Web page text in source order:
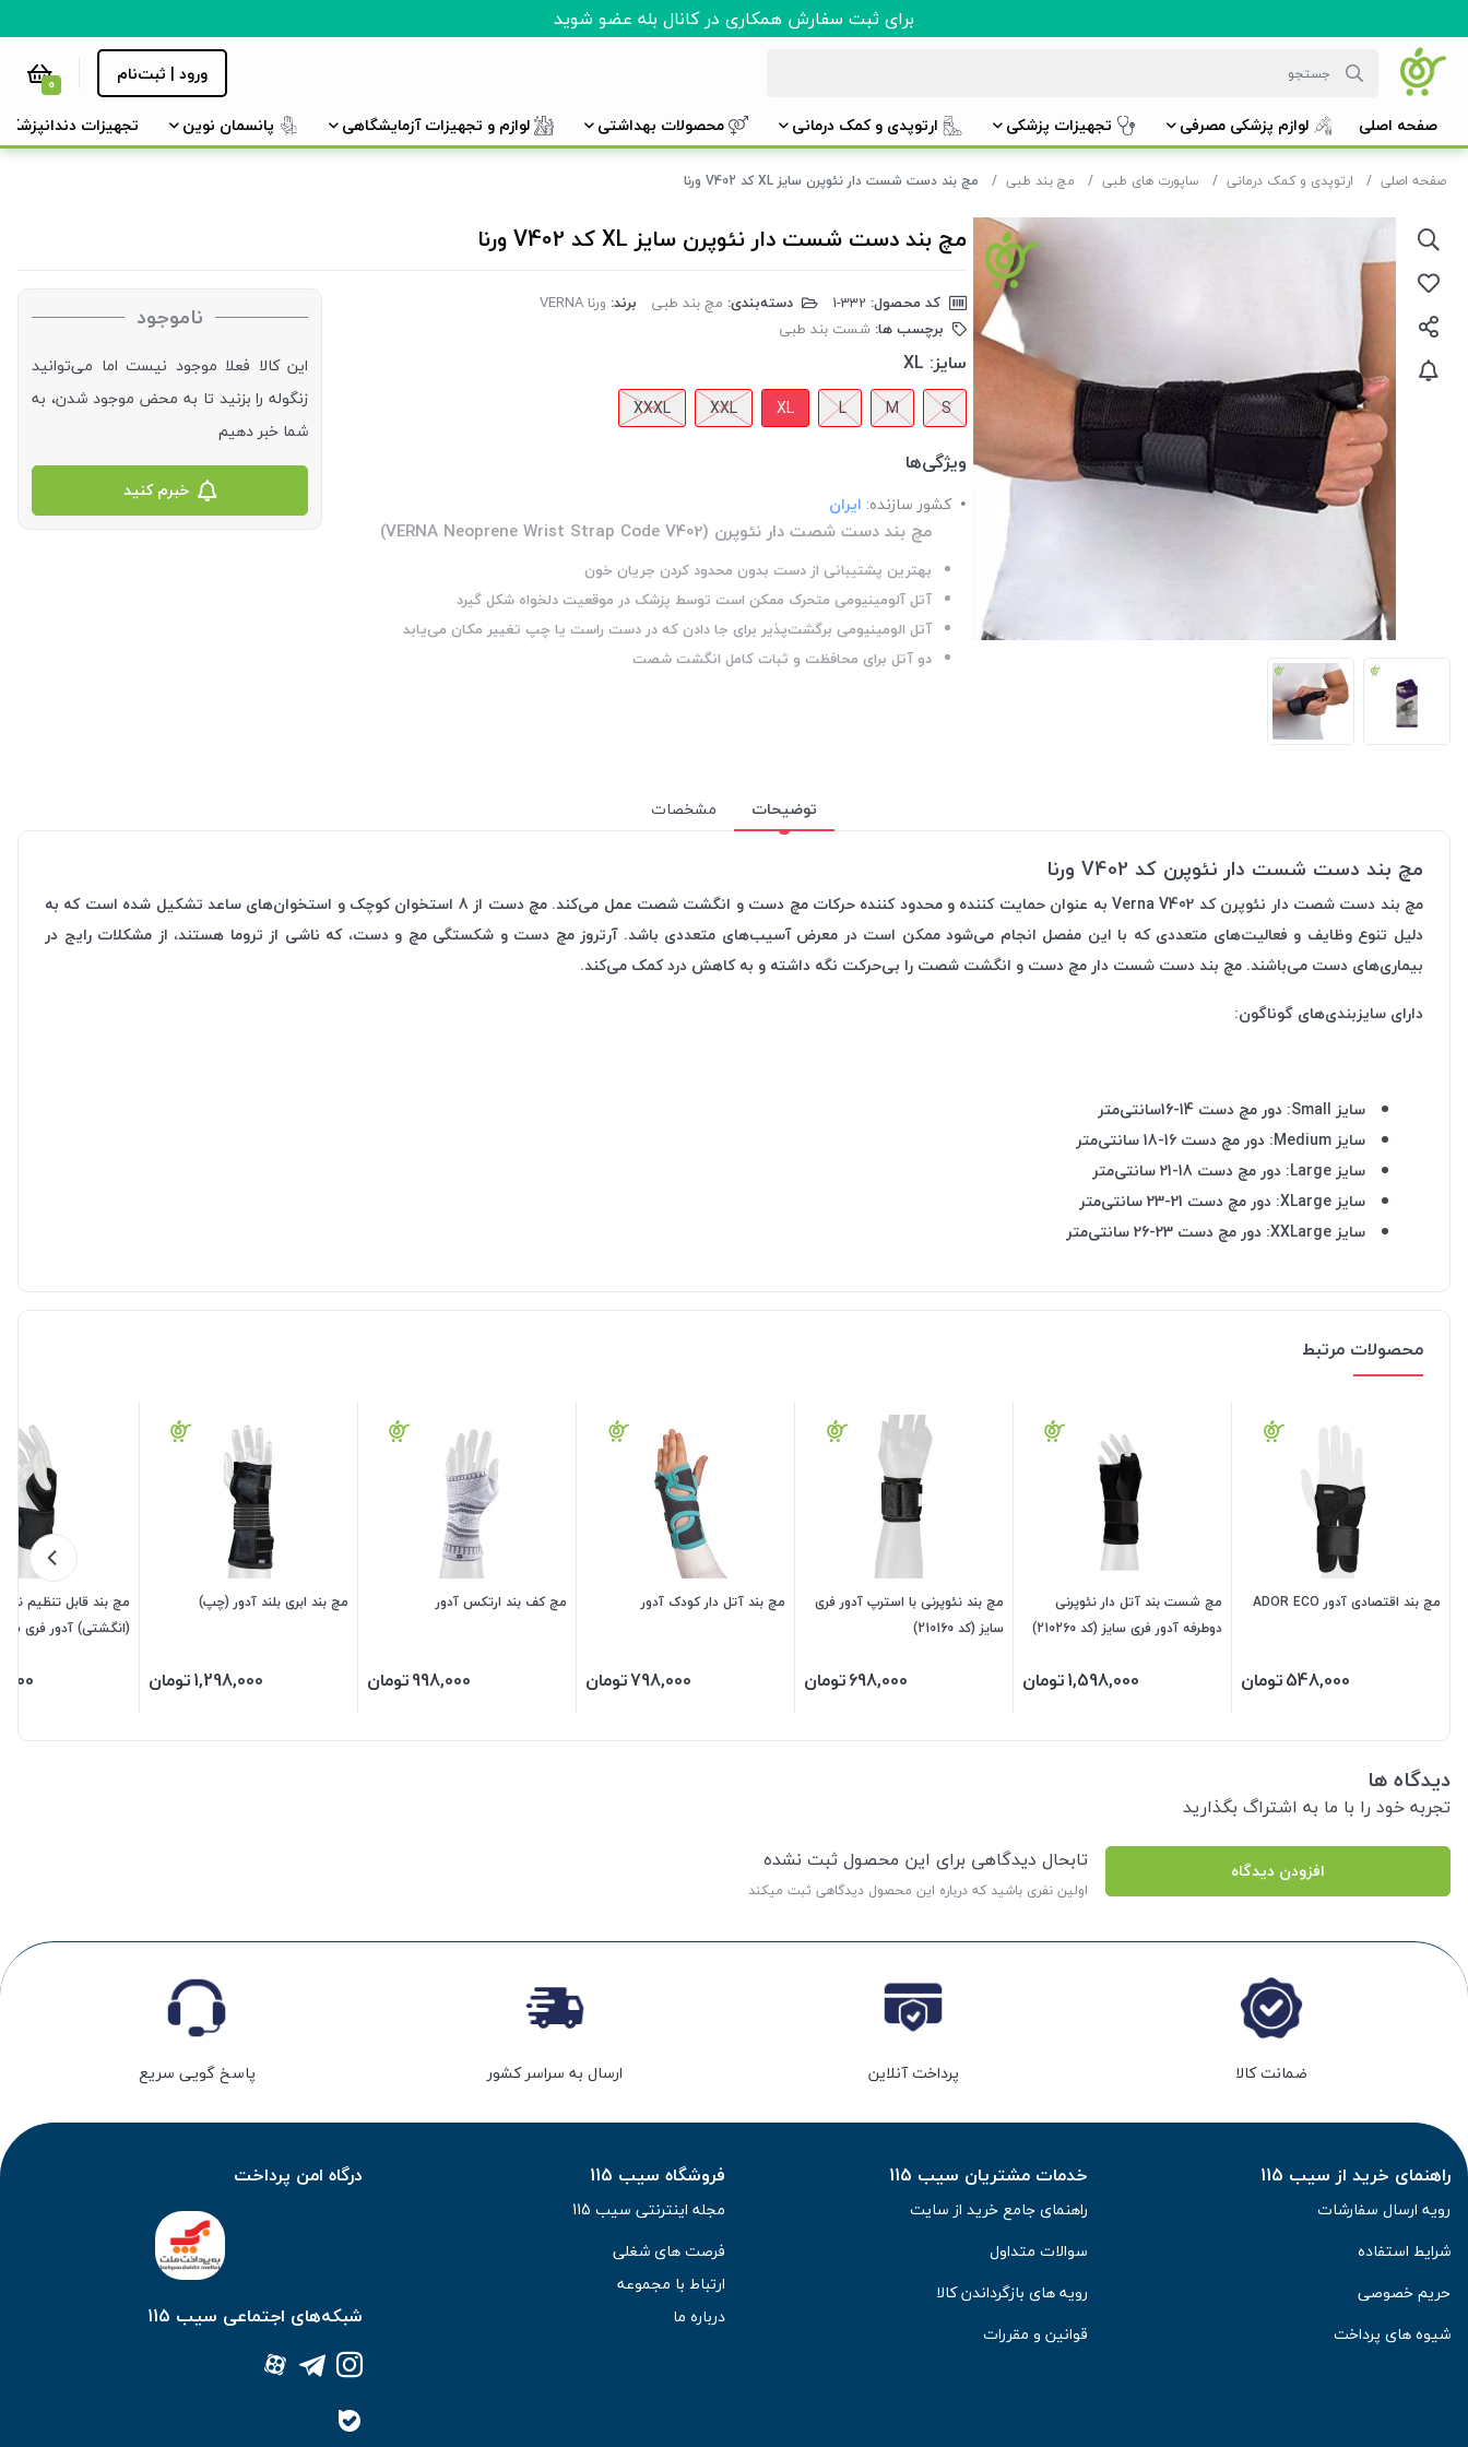
برای ثبت سفارش همکاری در کانال بله عضو شوید
ورود | ثبت‌نام 0
صفحه اصلی لوازم پزشکی مصرفی تجهیزات پزشکی ارتوپدی و کمک درمانی محصولات بهداشتی لوازم و تجهیزات آزمایشگاهی پانسمان نوین تجهیزات دندانپزشکی
صفحه اصلی ارتوپدی و کمک درمانی ساپورت های طبی مچ بند طبی مچ بند دست شست دار نئوپرن سایز XL کد V402 ورنا
مچ بند دست شست دار نئوپرن سایز XL کد V402 ورنا
کد محصول: دسته‌بندی: مچ بند طبی برند: ورنا VERNA
برچسب ها: شست بند طبی
سایز: XL
S
M
L
XL
XXL
XXXL
ویژگی‌ها
کشور سازنده: ایران
مچ بند دست شصت دار نئوپرن (VERNA Neoprene Wrist Strap Code V402)
بهترین پشتیبانی از دست بدون محدود کردن جریان خون
آتل آلومینیومى متحرک ممکن است توسط پزشک در موقعیت دلخواه شکل گیرد
آتل الومینیومی برگشت‌پذیر برای جا دادن که در دست راست یا چپ تغییر مکان می‌یابد
دو آتل برای محافظت و ثبات کامل انگشت شصت
ناموجود
این کالا فعلا موجود نیست اما می‌توانید
زنگوله را بزنید تا به محض موجود شدن، به
شما خبر دهیم
خبرم کنید
توضیحات مشخصات
مچ بند دست شست دار نئوپرن کد V402 ورنا
مچ بند دست شصت دار نئوپرن کد Verna V402 به عنوان حمایت کننده و محدود کننده حرکات مچ دست و انگشت شصت عمل می‌کند. مچ دست از 8 استخوان کوچک و استخوان‌های ساعد تشکیل شده است که به
دلیل تنوع وظایف و فعالیت‌های متعددی که با این مفصل انجام می‌شود ممکن است در معرض آسیب‌های متعددی باشد. آرتروز مچ دست و شکستگی مچ و دست، که ناشی از تروما هستند، از مشکلات رایج در
بیماری‌های دست می‌باشند. مچ بند دست شست دار مچ دست و انگشت شصت را بی‌حرکت نگه داشته و به کاهش درد کمک می‌کند.
دارای سایزبندی‌های گوناگون:
سایز Small: دور مچ دست 14-16سانتی‌متر
سایز Medium: دور مچ دست 16-18 سانتی‌متر
سایز Large: دور مچ دست 18-21 سانتی‌متر
سایز XLarge: دور مچ دست 21-23 سانتی‌متر
سایز XXLarge: دور مچ دست 23-26 سانتی‌متر
محصولات مرتبط
مچ بند اقتصادی آدور ADOR ECO
548,000تومان
مچ شست بند آتل دار نئوپرنی
دوطرفه آدور فری سایز (کد 210260)
1,598,000تومان
مچ بند نئوپرنی با استرپ آدور فری
سایز (کد 210160)
698,000تومان
مچ بند آتل دار کودک آدور
798,000تومان
مچ کف بند ارتکس آدور
998,000تومان
مچ بند ابری بلند آدور (چپ)
1,298,000تومان
مچ بند قابل تنظیم
(انگشتی) آدور فری
دیدگاه ها
تجربه خود را با ما به اشتراگ بگذارید
افزودن دیدگاه تابحال دیدگاهی برای این محصول ثبت نشده
اولین نفری باشید که درباره این محصول دیدگاهی ثبت میکند
ضمانت کالا پرداخت آنلاین ارسال به سراسر کشور پاسخ گویی سریع
راهنمای خرید از سیب 115
رویه ارسال سفارشات
شرایط استفاده
حریم خصوصی
شیوه های پرداخت
خدمات مشتریان سیب 115
راهنمای جامع خرید از سایت
سوالات متداول
رویه های بازگرداندن کالا
قوانین و مقررات
فروشگاه سیب 115
مجله اینترنتی سیب 115
فرصت های شغلی
ارتباط با مجموعه
درباره ما
درگاه امن پرداخت
شبکه‌های اجتماعی سیب 115